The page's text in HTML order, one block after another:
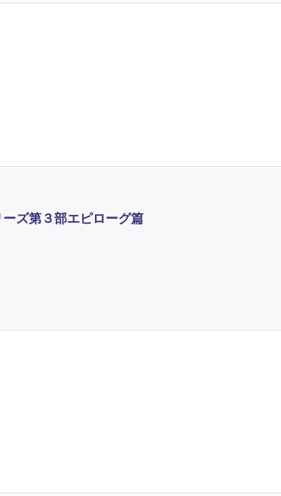
ズ第３部エピローグ篇